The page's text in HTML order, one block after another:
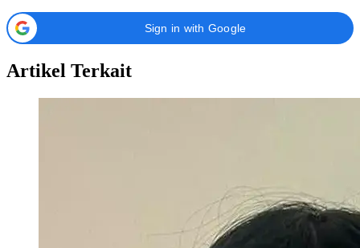
Sign in with Google
Artikel Terkait